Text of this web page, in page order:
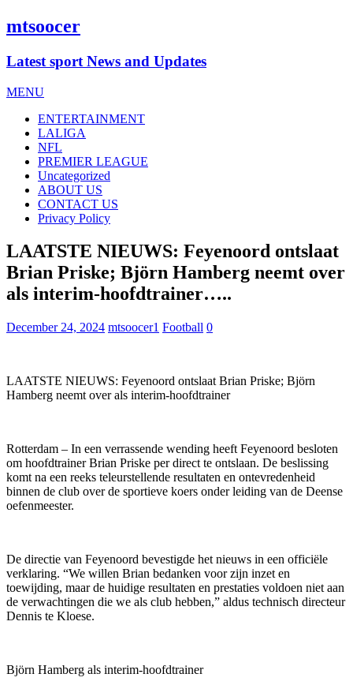
mtsoocer
Latest sport News and Updates
MENU
ENTERTAINMENT
LALIGA
NFL
PREMIER LEAGUE
Uncategorized
ABOUT US
CONTACT US
Privacy Policy
LAATSTE NIEUWS: Feyenoord ontslaat
Brian Priske; Björn Hamberg neemt over
als interim-hoofdtrainer…..
December 24, 2024 mtsoocer1 Football 0
LAATSTE NIEUWS: Feyenoord ontslaat Brian Priske; Björn
Hamberg neemt over als interim-hoofdtrainer
Rotterdam – In een verrassende wending heeft Feyenoord besloten
om hoofdtrainer Brian Priske per direct te ontslaan. De beslissing
komt na een reeks teleurstellende resultaten en ontevredenheid
binnen de club over de sportieve koers onder leiding van de Deense
oefenmeester.
De directie van Feyenoord bevestigde het nieuws in een officiële
verklaring. “We willen Brian bedanken voor zijn inzet en
toewijding, maar de huidige resultaten en prestaties voldoen niet aan
de verwachtingen die we als club hebben,” aldus technisch directeur
Dennis te Kloese.
Björn Hamberg als interim-hoofdtrainer